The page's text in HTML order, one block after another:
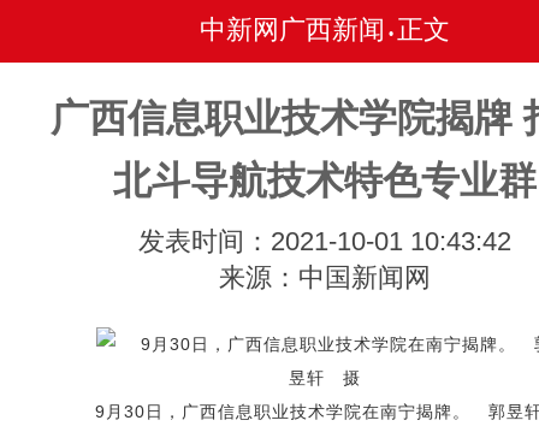
中新网广西新闻 • 正文
广西信息职业技术学院揭牌
北斗导航技术特色专业群
发表时间：2021-10-01 10:43:42
来源：中国新闻网
9月30日，广西信息职业技术学院在南宁揭牌。 郭昱